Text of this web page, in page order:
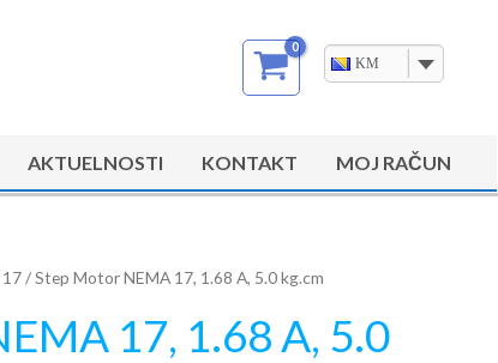
KM
AKTUELNOSTI KONTAKT MOJ RAČUN
/ Step Motor NEMA 17, 1.68 A, 5.0 kg.cm
17, 1.68 A, 5.0